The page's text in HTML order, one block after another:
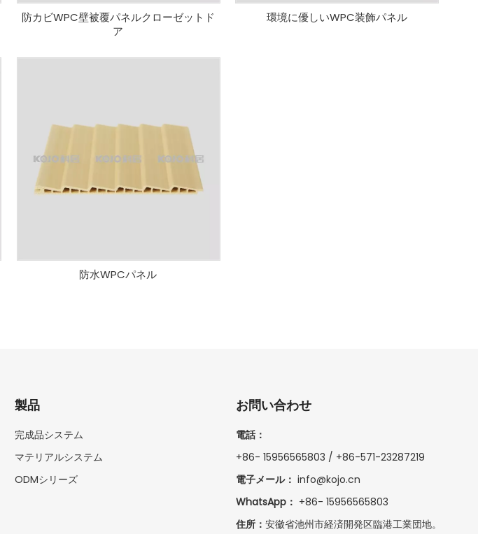
防カビWPC壁被覆パネルクローゼットド
ア
環境に優しいWPC装飾パネル
防水WPCパネル
製品
完成品システム
マテリアルシステム
ODMシリーズ
お問い合わせ
電話：
+86- 15956565803 / +86-571-23287219
電子メール： info@kojo.cn
WhatsApp： +86- 15956565803
住所： 安徽省池州市経済開発区臨港工業団地。